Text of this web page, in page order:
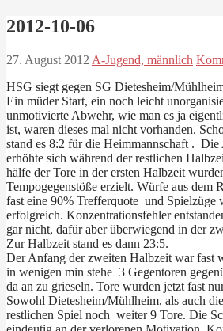
2012-10-06
27. August 2012 A-Jugend, männlich
HSG siegt gegen SG Dietesheim/
Ein müder Start, ein noch leicht
unmotivierte Abwehr, wie man es ja
ist, waren dieses mal nicht vorhanden.
stand es 8:2 für die Heimmannschaft . Die
erhöhte sich während der restlichen
hälfe der Tore in der ersten Halbzeit
Tempogegenstöße erzielt. Würfe aus dem
fast eine 90% Trefferquote und Spielzüge
erfolgreich. Konzentrationsfehler
gar nicht, dafür aber überwiegend in der
Zur Halbzeit stand es dann 23:5.
Der Anfang der zweiten Halbzeit war fast
in wenigen min stehe 3 Gegentoren
da an zu grieseln. Tore wurden jetzt fast
Sowohl Dietesheim/Mühlheim, als auch
restlichen Spiel noch weiter 9 Tore. Die